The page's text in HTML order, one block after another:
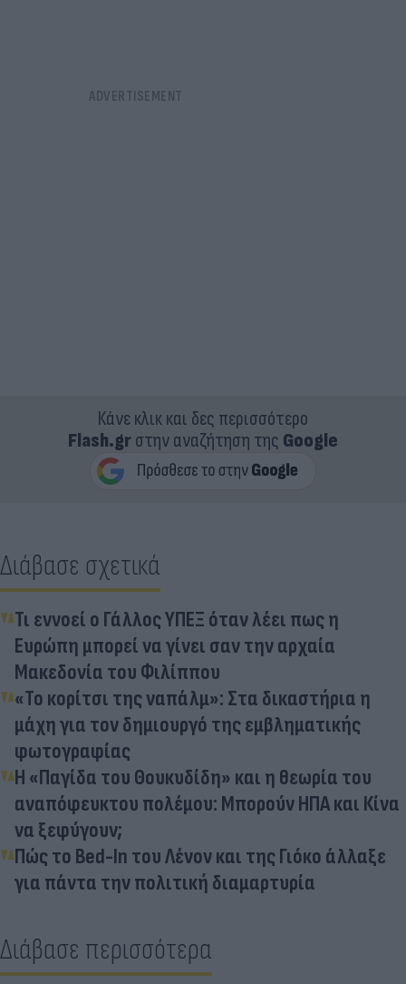
Κάνε κλικ και δες περισσότερο
Flash.grστην αναζήτηση της Google
Διάβασε σχετικά
Τι εννοεί ο Γάλλος ΥΠΕΞ όταν λέει πως η
Ευρώπη μπορεί να γίνει σαν την αρχαία
Μακεδονία του Φιλίππου
«Το κορίτσι της ναπάλμ»: Στα δικαστήρια η
μάχη για τον δημιουργό της εμβληματικής
φωτογραφίας
Η «Παγίδα του Θουκυδίδη» και η θεωρία του
αναπόφευκτου πολέμου: Μπορούν ΗΠΑ και Κίνα
να ξεφύγουν;
Πώς το Bed-In του Λένον και της Γιόκο άλλαξε
για πάντα την πολιτική διαμαρτυρία
Διάβασε περισσότερα